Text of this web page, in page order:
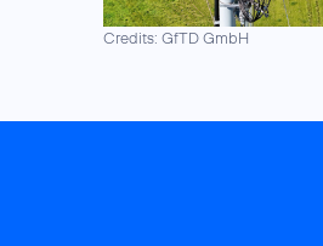
Credits: GfTD GmbH